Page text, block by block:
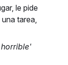
le pide
tarea,
horrible'